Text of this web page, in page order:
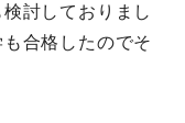
討しておりまし
合格したのでそ